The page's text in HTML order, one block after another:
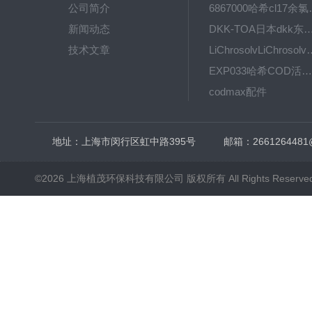
公司简介
新闻动态
技术文章
6867000
DKK-TOA日本dkk东亚电
EXP033哈希COD活塞泵价格 EXP033
codmax配件
地址：上海市闵行区虹中路395号 邮箱：
©2026 上海植茂环保科技有限公司 版权所有 All Rights